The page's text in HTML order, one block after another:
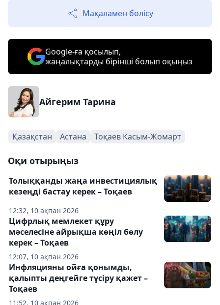
Мақаламен бөлісу
Google-ға қосылып,
жаңалықтарды бірінші болып оқыңыз
Айгерим Тарина
Қазақстан Астана Тоқаев Касым-Жомарт
Оқи отырыңыз
12:32, 10 ақпан 2026
Толыққанды жаңа инвестициялық
кезеңді бастау керек – Тоқаев
12:07, 10 ақпан 2026
Цифрлық мемлекет құру
мәселесіне айрықша көңіл бөлу
керек – Тоқаев
11:52, 10 ақпан 2026
Инфляцияны ойға қонымды,
қалыпты деңгейге түсіру қажет –
Тоқаев